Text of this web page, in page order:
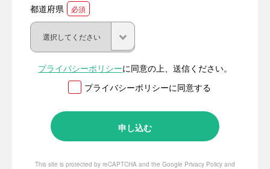
都道府県 必須
プライバシーポリシーに同意の上、送信ください。
プライバシーポリシーに同意する
This site is protected by reCAPTCHA and the Google Privacy Policy and